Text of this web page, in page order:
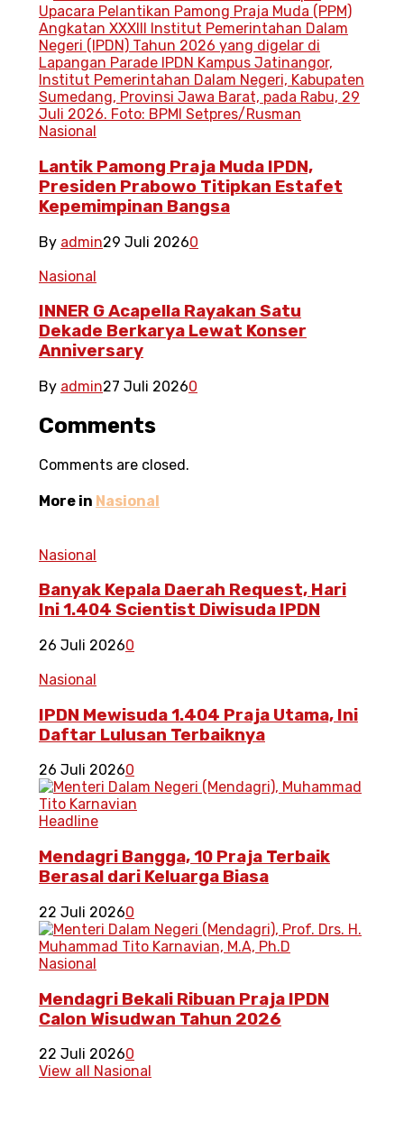
Nasional
Lantik Pamong Praja Muda IPDN,
Presiden Prabowo Titipkan Estafet
Kepemimpinan Bangsa
By admin29 Juli 20260
Nasional
INNER G Acapella Rayakan Satu
Dekade Berkarya Lewat Konser
Anniversary
By admin27 Juli 20260
Comments
Comments are closed.
More in Nasional
Nasional
Banyak Kepala Daerah Request, Hari
Ini 1.404 Scientist Diwisuda IPDN
26 Juli 20260
Nasional
IPDN Mewisuda 1.404 Praja Utama, Ini
Daftar Lulusan Terbaiknya
26 Juli 20260
Headline
Mendagri Bangga, 10 Praja Terbaik
Berasal dari Keluarga Biasa
22 Juli 20260
Nasional
Mendagri Bekali Ribuan Praja IPDN
Calon Wisudwan Tahun 2026
22 Juli 20260
View all Nasional